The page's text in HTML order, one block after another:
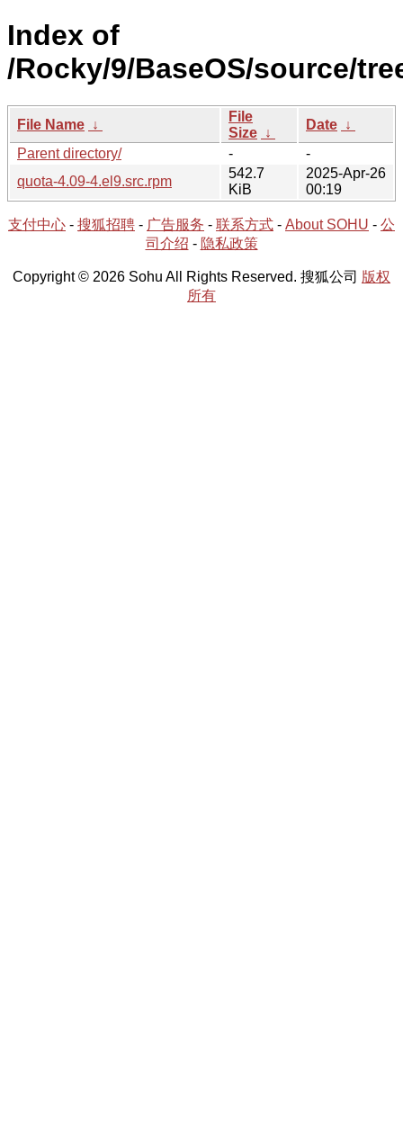
Index of
/Rocky/9/BaseOS/source/
File Name ↓
File
Size ↓
Date ↓
Parent directory/
-
-
quota-4.09-4.el9.src.rpm
542.7
KiB
2025-Apr-26
00:19
支付中心 - 搜狐招聘 - 广告服务 - 联系方式 - About SOHU - 公
司介绍 - 隐私政策
Copyright © 2026 Sohu All Rights Reserved. 搜狐公司 版权
所有